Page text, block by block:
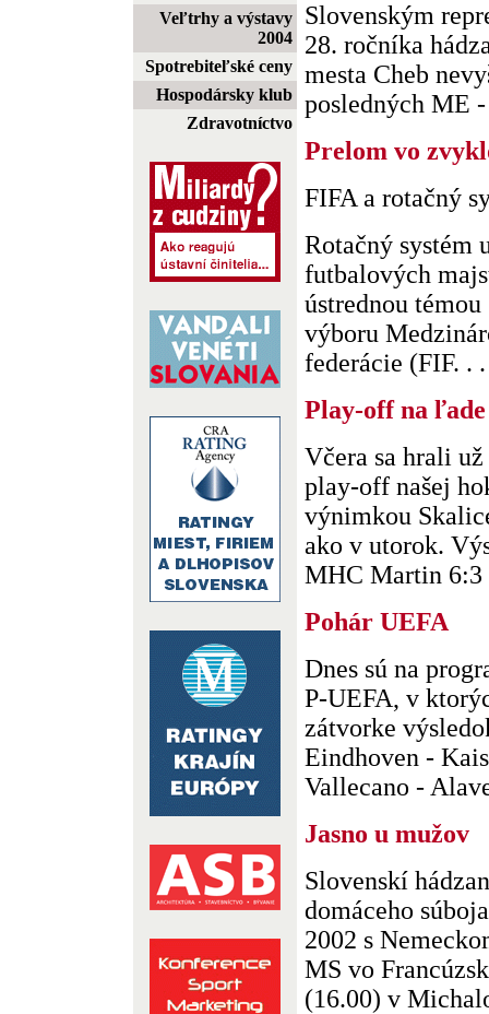
Veľtrhy a výstavy
2004
Spotrebiteľské ceny
Hospodársky klub
Zdravotníctvo
Slovenským
28. ročníka
mesta Cheb
posledných ME
Prelom vo
FIFA a rotačný
Rotačný systém
futbalových
ústrednou
výboru
federácie (FIF. . .
Play-off na ľade
Včera sa hrali
play-off našej
výnimkou
ako v utorok.
MHC Martin 6:3
Pohár UEFA
Dnes sú na
P-UEFA, v
zátvorke
Eindhoven -
Vallecano -
Jasno u mužov
Slovenskí
domáceho
2002 s
MS vo
(16.00) v